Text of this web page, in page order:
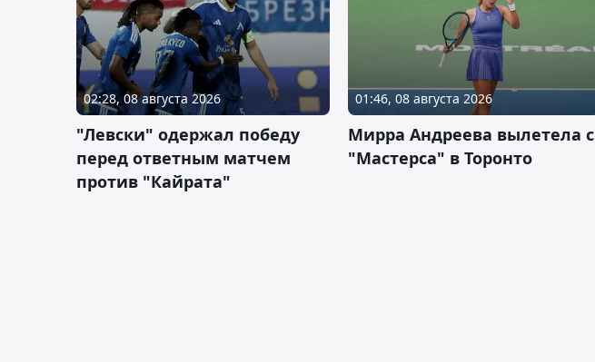
02:28, 08 августа 2026
"Левски" одержал победу
перед ответным матчем
против "Кайрата"
01:46, 08 августа 2026
Мирра Андреева вылетела с
"Мастерса" в Торонто